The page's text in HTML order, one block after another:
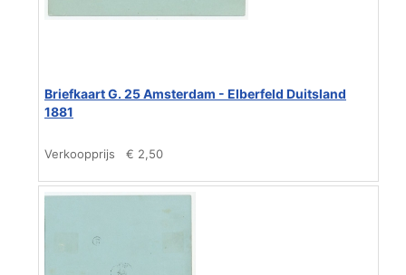
Briefkaart G. 25 Amsterdam - Elberfeld Duitsland
1881
Verkoopprijs € 2,50